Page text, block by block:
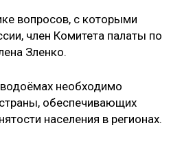
вопросов, с которыми
член Комитета палаты по
Зленко.
необходимо
обеспечивающих
населения в регионах.